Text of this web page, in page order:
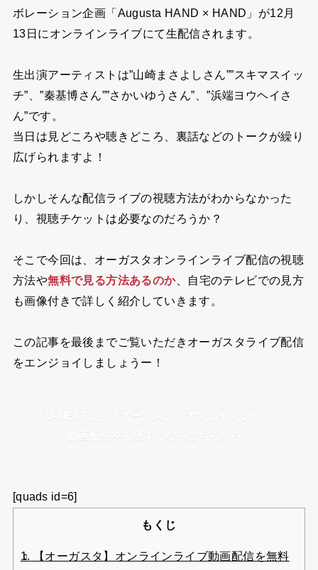
ボレーション企画「Augusta HAND × HAND」が12月
13日にオンラインライブにて生配信されます。
生出演アーティストは”山崎まさよしさん””スキマスイッ
チ”、”秦基博さん””さかいゆうさん”、”浜端ヨウヘイさ
ん”です。
当日は見どころや聴きどころ、裏話などのトークが繰り
広げられますよ！
しかしそんな配信ライブの視聴方法がわからなかった
り、視聴チケットは必要なのだろうか？
そこで今回は、オーガスタオンラインライブ配信の視聴
方法や無料で見る方法あるのか、自宅のテレビでの見方
も画像付きで詳しく紹介していきます。
この記事を最後までご覧いただきオーガスタライブ配信
をエンジョイしましょうー！
U-NEXTから『オーガスタ』オンラインライブ
動画配信を視聴するならこちらから
[quads id=6]
もくじ
1.
【オーガスタ】オンラインライブ動画配信を無料